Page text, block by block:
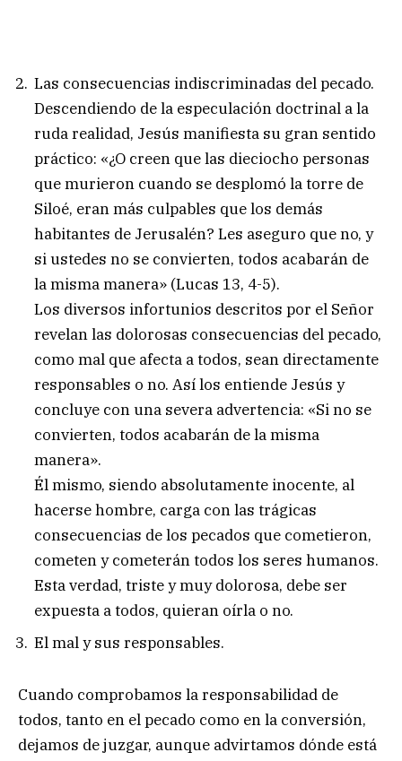
Las consecuencias indiscriminadas del pecado.
Descendiendo de la especulación doctrinal a la
ruda realidad, Jesús manifiesta su gran sentido
práctico: «¿O creen que las dieciocho personas
que murieron cuando se desplomó la torre de
Siloé, eran más culpables que los demás
habitantes de Jerusalén? Les aseguro que no, y
si ustedes no se convierten, todos acabarán de
la misma manera» (Lucas 13, 4-5).
Los diversos infortunios descritos por el Señor
revelan las dolorosas consecuencias del pecado,
como mal que afecta a todos, sean directamente
responsables o no. Así los entiende Jesús y
concluye con una severa advertencia: «Si no se
convierten, todos acabarán de la misma
manera».
Él mismo, siendo absolutamente inocente, al
hacerse hombre, carga con las trágicas
consecuencias de los pecados que cometieron,
cometen y cometerán todos los seres humanos.
Esta verdad, triste y muy dolorosa, debe ser
expuesta a todos, quieran oírla o no.
El mal y sus responsables.
Cuando comprobamos la responsabilidad de
todos, tanto en el pecado como en la conversión,
dejamos de juzgar, aunque advirtamos dónde está